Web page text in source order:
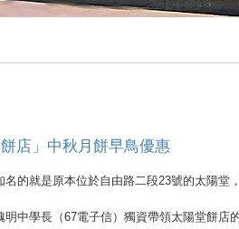
店」中秋月餅早鳥優惠
的就是原本位於自由路二段23號的太陽堂
中學長（67電子信）獨資帶領太陽堂餅店